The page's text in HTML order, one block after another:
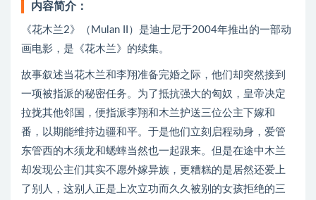
内容简介：
《花木兰2》（Mulan II）是迪士尼于2004年推出的一部动
画电影，是《花木兰》的续集。
故事叙述当花木兰和李翔准备完婚之际，他们却突然接到
一项被指派的秘密任务。为了抵抗强大的匈奴，皇帝决定
拉拢其他邻国，便指派李翔和木兰护送三位公主下嫁和
番，以期能维持边疆和平。于是他们立刻启程动身，爱管
东管西的木须龙和蟋蟀当然也一起跟来。但是在途中木兰
却发现公主们其实不愿外嫁异族，更糟糕的是居然还爱上
了别人，这别人正是上次立功而久久被别的女孩拒绝的三